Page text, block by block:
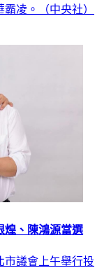
凌。（中央社）
、陳鴻源當選
市議會上午舉行投